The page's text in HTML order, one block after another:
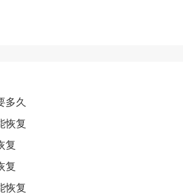
多久
恢复
复
复
恢复